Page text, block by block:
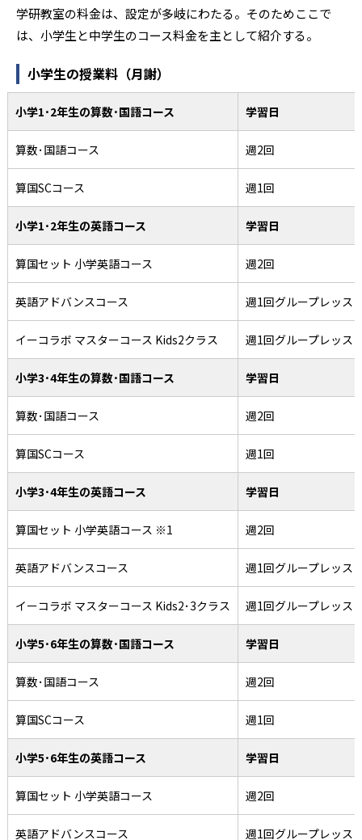
学研教室の料金は、設定が多岐にわたる。そのためここで
は、小学生と中学生のコース料金を主として紹介する。
小学生の授業料（月謝）
小学1･2年生の算数･国語コース 学習日
算数･国語コース 週2回
算国SCコース 週1回
小学1･2年生の英語コース 学習日
算国セット 小学英語コース 週2回
英語アドバンスコース 週1回グループレッス
イーコラボ マスターコース Kids2クラス 週1回グループレッス
小学3･4年生の算数･国語コース 学習日
算数･国語コース 週2回
算国SCコース 週1回
小学3･4年生の英語コース 学習日
算国セット 小学英語コース ※1 週2回
英語アドバンスコース 週1回グループレッス
イーコラボ マスターコース Kids2･3クラス 週1回グループレッス
小学5･6年生の算数･国語コース 学習日
算数･国語コース 週2回
算国SCコース 週1回
小学5･6年生の英語コース 学習日
算国セット 小学英語コース 週2回
英語アドバンスコース 週1回グループレッス